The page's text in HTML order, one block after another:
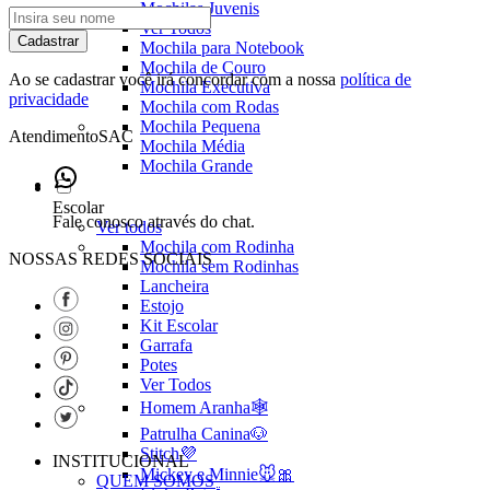
Mochilas Juvenis
Ver Todos
Mochila para Notebook
Mochila de Couro
Mochila Executiva
Mochila com Rodas
Mochila Pequena
Mochila Média
Mochila Grande
Escolar
Ver todos
Mochila com Rodinha
Mochila sem Rodinhas
Lancheira
Estojo
Kit Escolar
Garrafa
Potes
Ver Todos
Homem Aranha🕸️
Patrulha Canina🐶
Stitch💜
Mickey e Minnie🐭🎀
Cadastrar
Ao se cadastrar você irá concordar com a nossa política de
privacidade
AtendimentoSAC
Fale conosco através do chat.
NOSSAS REDES SOCIAIS
INSTITUCIONAL
QUEM SOMOS